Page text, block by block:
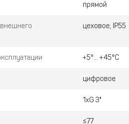
прямой
цеховое, IP55
+5°... +45°С
цифровое
1хG 3"
≤77